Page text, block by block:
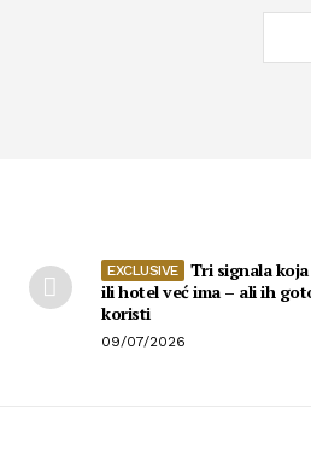
Tri signala
ili hotel već ima – ali ih
koristi
09/07/2026